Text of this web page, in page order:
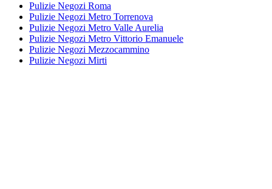
Pulizie Negozi Roma
Pulizie Negozi Metro Torrenova
Pulizie Negozi Metro Valle Aurelia
Pulizie Negozi Metro Vittorio Emanuele
Pulizie Negozi Mezzocammino
Pulizie Negozi Mirti